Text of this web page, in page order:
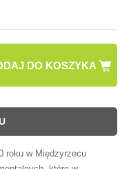
DO KOSZYKA
roku w Międzyrzecu